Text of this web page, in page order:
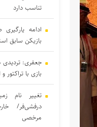
تناسب دارد
ادامه
بازیکن سابق
جعفری: تردیدی
بازی با
درفشی‌فر/
مرخصی